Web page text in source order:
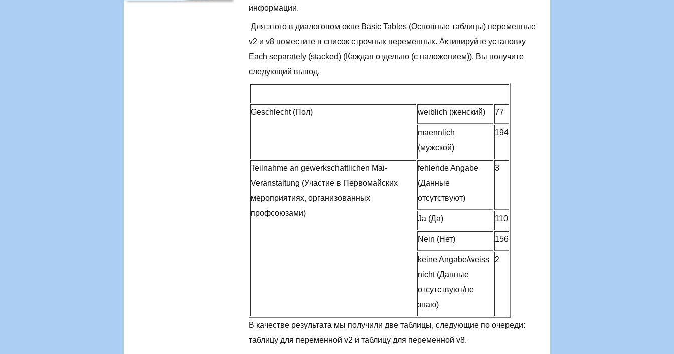
информации.
Для этого в диалоговом окне Basic Tables (Основные таблицы) переменные
v2 и v8 поместите в список строчных переменных. Активируйте установку
Each separately (stacked) (Каждая отдельно (с наложением)). Вы получите
следующий вывод.
Geschlecht (Пол) weiblich (женский) 77
maennlich
(мужской)
194
Teilnahme an gewerkschaftlichen Mai-
Veranstaltung (Участие в Первомайских
мероприятиях, организованных
профсоюзами)
fehlende Angabe
(Данные
отсутствуют)
3
Ja (Да) 110
Nein (Нет) 156
keine Angabe/weiss
nicht (Данные
отсутствуют/не
знаю)
2
В качестве результата мы получили две таблицы, следующие по очереди:
таблицу для переменной v2 и таблицу для переменной v8.